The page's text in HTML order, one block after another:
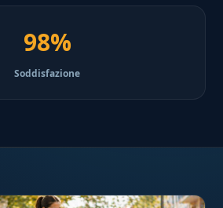
98%
Soddisfazione